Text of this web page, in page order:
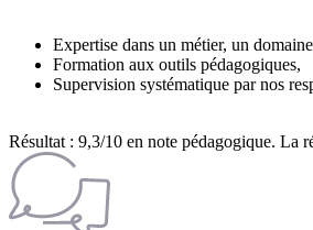
Expertise dans un métier, un
Formation aux outils pédagogiques,
Supervision systématique par nos
Résultat : 9,3/10 en note pédagogique. La